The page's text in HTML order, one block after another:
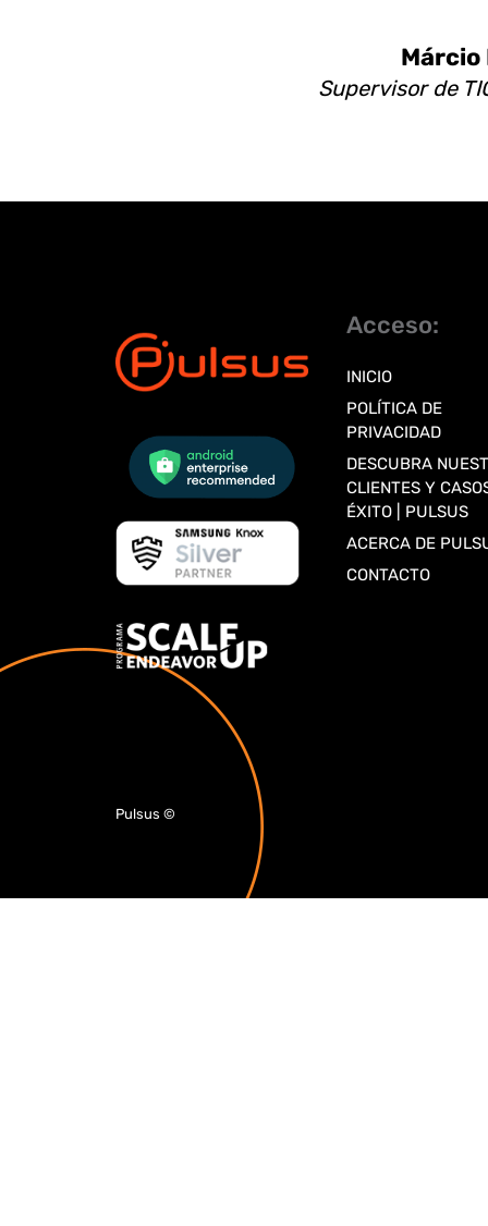
Márcio
Supervisor de
Acceso:
INICIO
POLÍTICA DE
PRIVACIDAD
DESCUBRA
CLIENTES Y
ÉXITO | PULSUS
ACERCA DE
CONTACTO
Pulsus ©